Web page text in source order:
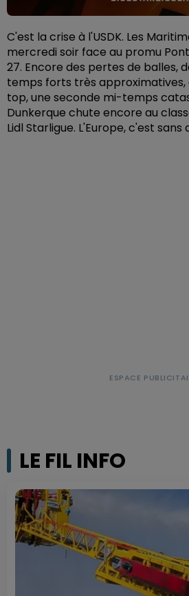
C'est la crise à l'USDK. Les
mercredi soir face au promu
27. Encore des pertes de balles,
temps forts très approximatives,
top, une seconde mi-temps
Dunkerque chute encore au
Lidl Starligue. L'Europe, c'est sans
LE FIL INFO